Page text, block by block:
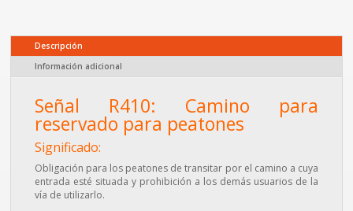
Descripción
Información adicional
Señal R410: Camino para
reservado para peatones
Significado:
Obligación para los peatones de transitar por el camino a cuya
entrada esté situada y prohibición a los demás usuarios de la
vía de utilizarlo.